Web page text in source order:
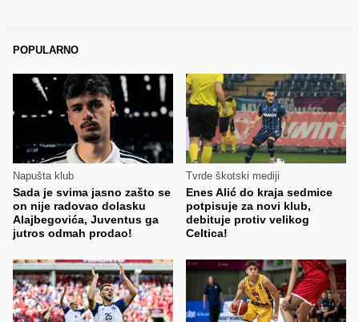
POPULARNO
Napušta klub
Sada je svima jasno zašto se
on nije radovao dolasku
Alajbegovića, Juventus ga
jutros odmah prodao!
Tvrde škotski mediji
Enes Alić do kraja sedmice
potpisuje za novi klub,
debituje protiv velikog
Celtica!